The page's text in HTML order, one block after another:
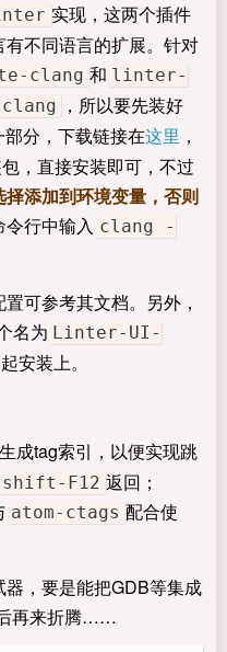
实现，这两个插件
不同语言的扩展。针对
clang 和 linter-
clang ，所以要先装好
部分，下载链接在这里 ，
，直接安装即可，不过
添加到环境变量，否则
行中输入 clang -
可参考其文档。另外，
名为 Linter-UI-
安装上。
成tag索引，以便实现跳
shift-F12 返回；
atom-ctags 配合使
，要是能把GDB等集成
再来折腾……